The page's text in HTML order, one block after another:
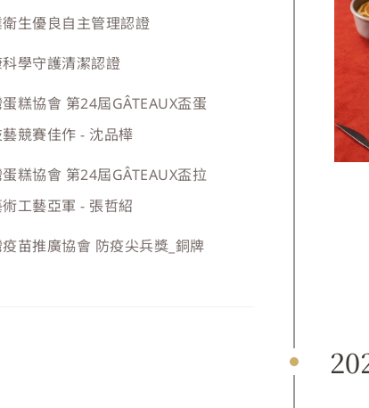
生優良自主管理認證
學守護清潔認證
糕協會 第24屆GÂTEAUX盃蛋
競賽佳作 - 沈品樺
糕協會 第24屆GÂTEAUX盃拉
工藝亞軍 - 張哲紹
苗推廣協會 防疫尖兵獎_銅牌